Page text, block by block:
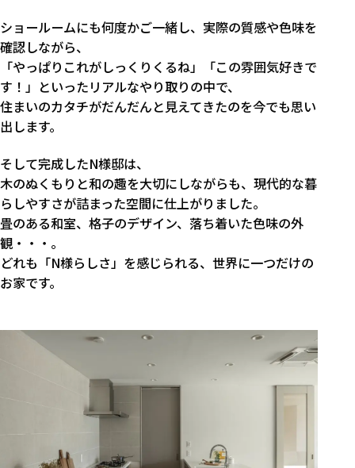
ショールームにも何度かご一緒し、実際の質感や色味を
確認しながら、
「やっぱりこれがしっくりくるね」「この雰囲気好きで
す！」といったリアルなやり取りの中で、
住まいのカタチがだんだんと見えてきたのを今でも思い
出します。
そして完成したN様邸は、
木のぬくもりと和の趣を大切にしながらも、現代的な暮
らしやすさが詰まった空間に仕上がりました。
畳のある和室、格子のデザイン、落ち着いた色味の外
観・・・。
どれも「N様らしさ」を感じられる、世界に一つだけの
お家です。